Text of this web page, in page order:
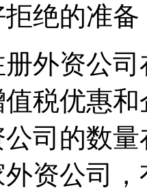
绝的准
外资公
税优惠
司的数
资公司